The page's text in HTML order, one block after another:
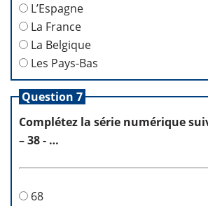
L’Espagne
La France
La Belgique
Les Pays-Bas
Question 7
Complétez la série numérique
– 38 - …
68